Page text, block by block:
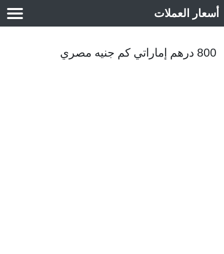
أسعار العملات
800 درهم إماراتي كم جنيه مصري